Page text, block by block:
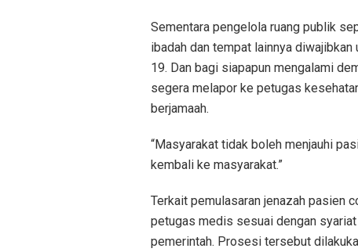
Sementara pengelola ruang publik
ibadah dan tempat lainnya
19. Dan bagi siapapun mengalami
segera melapor ke petugas
berjamaah.
“Masyarakat tidak boleh menjauhi
kembali ke masyarakat.”
Terkait pemulasaran jenazah pasien
petugas medis sesuai dengan
pemerintah. Prosesi tersebut